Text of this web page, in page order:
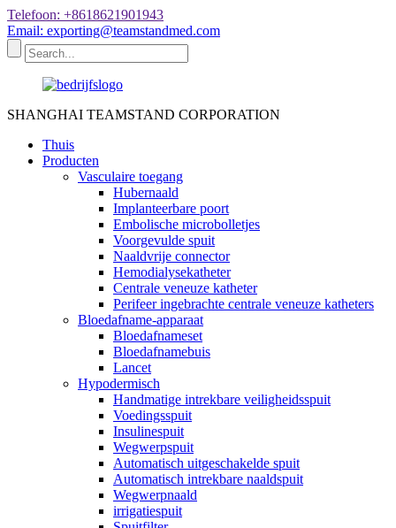
Telefoon: +8618621901943
Email: exporting@teamstandmed.com
SHANGHAI TEAMSTAND CORPORATION
Thuis
Producten
Vasculaire toegang
Hubernaald
Implanteerbare poort
Embolische microbolletjes
Voorgevulde spuit
Naaldvrije connector
Hemodialysekatheter
Centrale veneuze katheter
Perifeer ingebrachte centrale veneuze katheters
Bloedafname-apparaat
Bloedafnameset
Bloedafnamebuis
Lancet
Hypodermisch
Handmatige intrekbare veiligheidsspuit
Voedingsspuit
Insulinespuit
Wegwerpspuit
Automatisch uitgeschakelde spuit
Automatisch intrekbare naaldspuit
Wegwerpnaald
irrigatiespuit